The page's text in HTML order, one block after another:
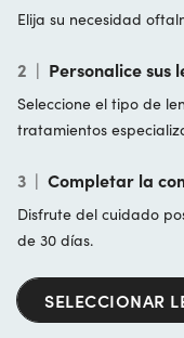
Elija su necesidad
2 | Personalice sus
Seleccione el tipo de
tratamientos
3 | Completar la
Disfrute del cuidado
de 30 días.
SELECCIONAR